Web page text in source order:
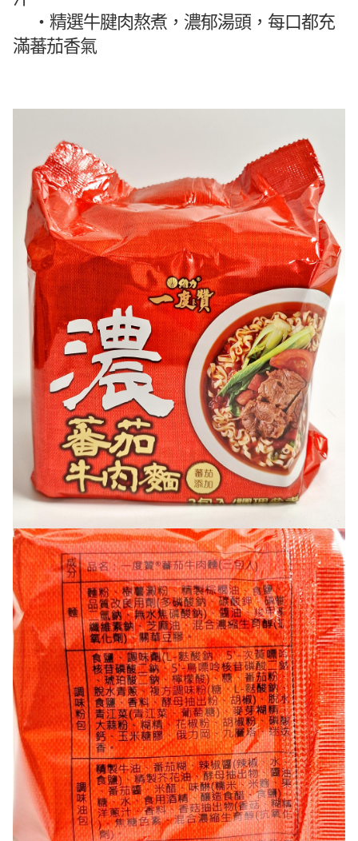
・ 精選牛腱肉熬煮，濃郁湯頭，每口都充
滿蕃茄香氣